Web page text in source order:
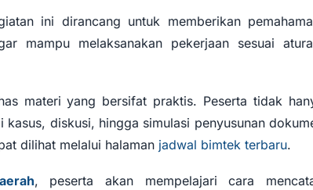
ini dirancang untuk memberikan
mampu melaksanakan pekerjaan sesuai
materi yang bersifat praktis. Peserta tidak
diskusi, hingga simulasi penyusunan
dilihat melalui halaman jadwal bimtek terbaru.
, peserta akan mempelajari cara